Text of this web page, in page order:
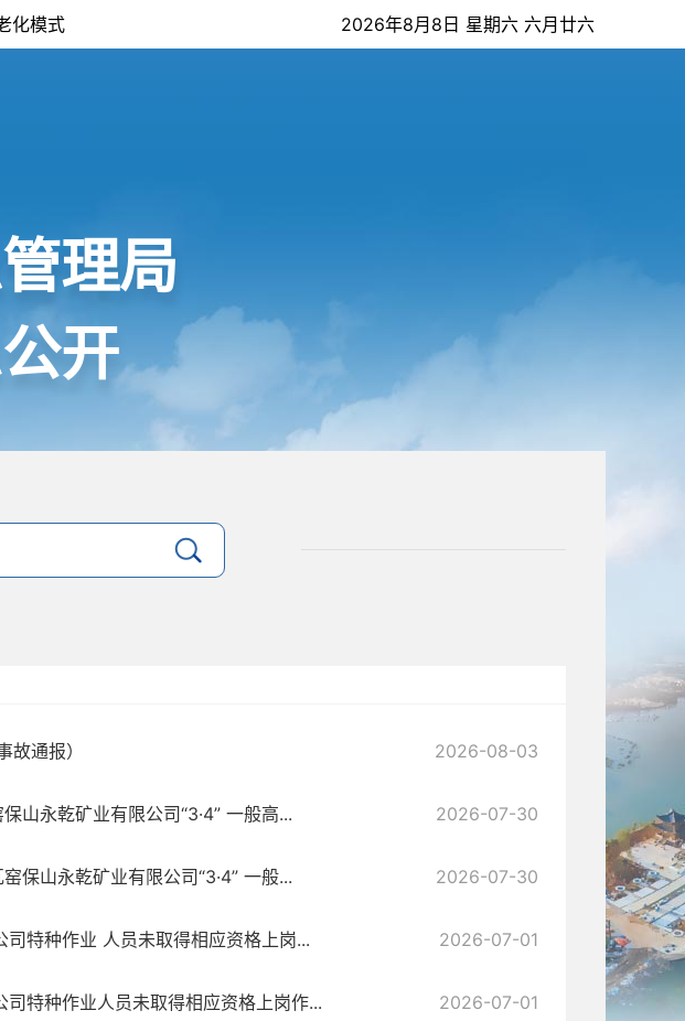
化模式 2026年8月8日 星期六 六月廿六
理局
开
通报） 2026-08-03
山永乾矿业有限公司“3·4” 一般高... 2026-07-30
保山永乾矿业有限公司“3·4” 一般... 2026-07-30
特种作业 人员未取得相应资格上岗... 2026-07-01
特种作业人员未取得相应资格上岗作... 2026-07-01